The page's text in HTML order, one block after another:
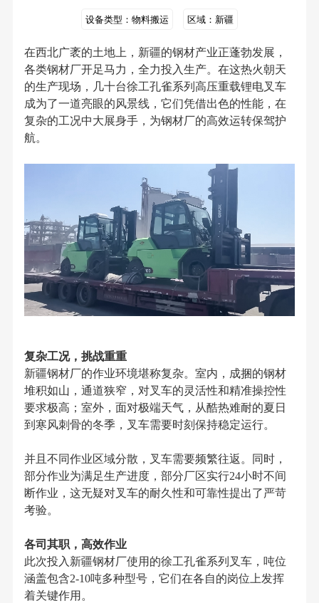
设备类型： 物料搬运 区域： 新疆
在西北广袤的土地上，新疆的钢材产业正蓬勃发展，
各类钢材厂开足马力，全力投入生产。在这热火朝天
的生产现场，几十台徐工孔雀系列高压重载锂电叉车
成为了一道亮眼的风景线，它们凭借出色的性能，在
复杂的工况中大展身手，为钢材厂的高效运转保驾护
航。
复杂工况，挑战重重
新疆钢材厂的作业环境堪称复杂。室内，成捆的钢材
堆积如山，通道狭窄，对叉车的灵活性和精准操控性
要求极高；室外，面对极端天气，从酷热难耐的夏日
到寒风刺骨的冬季，叉车需要时刻保持稳定运行。
并且不同作业区域分散，叉车需要频繁往返。同时，
部分作业为满足生产进度，部分厂区实行24小时不间
断作业，这无疑对叉车的耐久性和可靠性提出了严苛
考验。
各司其职，高效作业
此次投入新疆钢材厂使用的徐工孔雀系列叉车，吨位
涵盖包含2-10吨多种型号，它们在各自的岗位上发挥
着关键作用。